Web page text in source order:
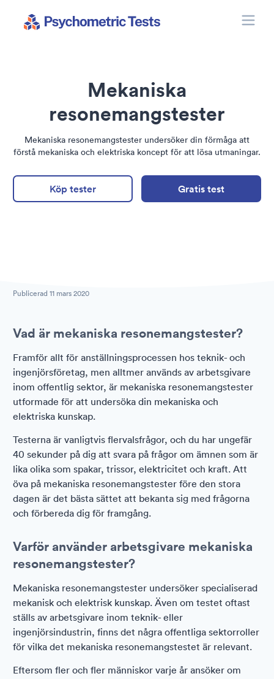
Mekaniska
resonemangstester
Mekaniska resonemangstester undersöker din förmåga att
förstå mekaniska och elektriska koncept för att lösa utmaningar.
Köp tester Gratis test
Publicerad 11 mars 2020
Vad är mekaniska resonemangstester?
Framför allt för anställningsprocessen hos teknik- och
ingenjörsföretag, men alltmer används av arbetsgivare
inom offentlig sektor, är mekaniska resonemangstester
utformade för att undersöka din mekaniska och
elektriska kunskap.
Testerna är vanligtvis flervalsfrågor, och du har ungefär
40 sekunder på dig att svara på frågor om ämnen som är
lika olika som spakar, trissor, elektricitet och kraft. Att
öva på mekaniska resonemangstester före den stora
dagen är det bästa sättet att bekanta sig med frågorna
och förbereda dig för framgång.
Varför använder arbetsgivare mekaniska
resonemangstester?
Mekaniska resonemangstester undersöker specialiserad
mekanisk och elektrisk kunskap. Även om testet oftast
ställs av arbetsgivare inom teknik- eller
ingenjörsindustrin, finns det några offentliga sektorroller
för vilka det mekaniska resonemangstestet är relevant.
Eftersom fler och fler människor varje år ansöker om